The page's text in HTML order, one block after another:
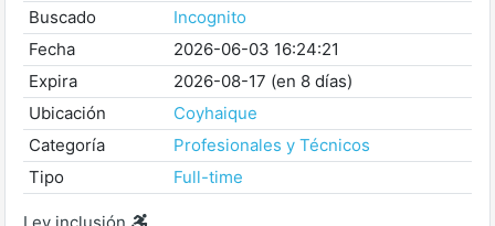
Buscado
Incognito
Fecha
2026-06-03 16:24:21
Expira
2026-08-17 (en 8 días)
Ubicación
Coyhaique
Categoría
Profesionales y Técnicos
Tipo
Full-time